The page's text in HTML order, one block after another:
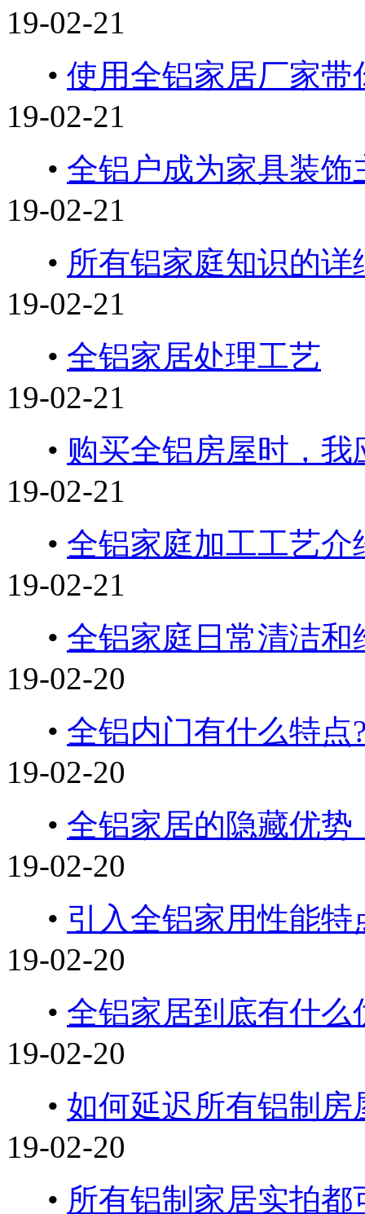
19-02-21
• 使用全铝家居厂家
19-02-21
• 全铝户成为家具装饰
19-02-21
• 所有铝家庭知识的详
19-02-21
• 全铝家居处理工艺
19-02-21
• 购买全铝房屋时，我
19-02-21
• 全铝家庭加工工艺介
19-02-21
• 全铝家庭日常清洁和
19-02-20
• 全铝内门有什么特点
19-02-20
• 全铝家居的隐藏优势
19-02-20
• 引入全铝家用性能特
19-02-20
• 全铝家居到底有什么
19-02-20
• 如何延迟所有铝制房
19-02-20
• 所有铝制家居实拍都